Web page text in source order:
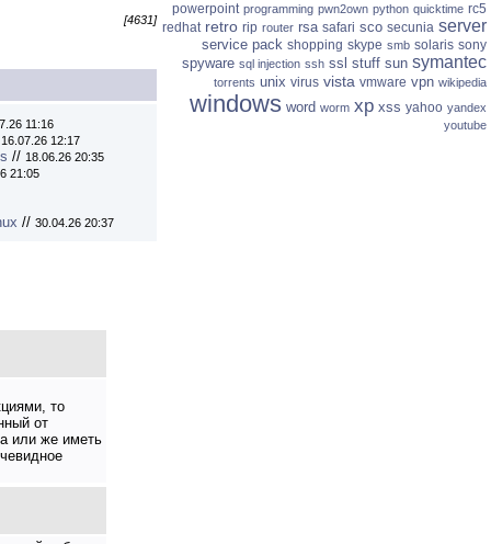
[4631]
11:16
16.07.26 12:17
// 18.06.26 20:35
21:05
// 30.04.26 20:37
то
от
или же иметь
powerpoint programming pwn2own python quicktime rc5
redhat retro rip router rsa safari sco secunia server
service pack shopping skype smb solaris sony
spyware sql injection ssh ssl stuff sun symantec
torrents unix virus vista vmware vpn wikipedia
windows word worm xp xss yahoo yandex
youtube